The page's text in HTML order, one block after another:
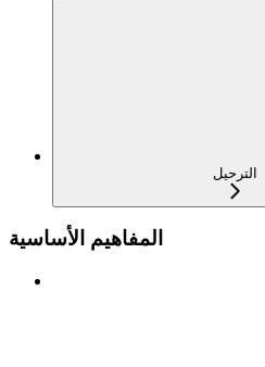
الترحيل
المفاهيم الأساسية